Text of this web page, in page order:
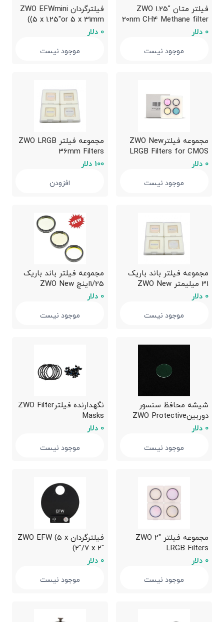
فیلتر متان "1.25 ZWO
20nm CH4 Methane filter
0 دلار
موجود نیست
فیلترگردان ZWO EFWmini
(5 x 1.25″or 5 x 31mm)
0 دلار
موجود نیست
مجموعه فیلترZWO New
LRGB Filters for CMOS
camera
0 دلار
موجود نیست
مجموعه فیلتر ZWO LRGB
36mm Filters
100 دلار
افزودن
مجموعه فیلتر باند باریک
31 میلیمتر ZWO New
narrowband 31mm filter
0 دلار
موجود نیست
مجموعه فیلتر باند باریک
1/25اینچ ZWO New
narrowband 1.25" filter
0 دلار
موجود نیست
شیشه محافظ سنسور
دوربینZWO Protective
Window (for ASI
0 دلار
موجود نیست
نگهدارنده فیلترZWO Filter
Masks
0 دلار
موجود نیست
مجموعه فیلتر ZWO 2″
LRGB Filters
0 دلار
موجود نیست
فیلترگردان ZWO EFW (5 x
2″/7 x 2″)
0 دلار
موجود نیست